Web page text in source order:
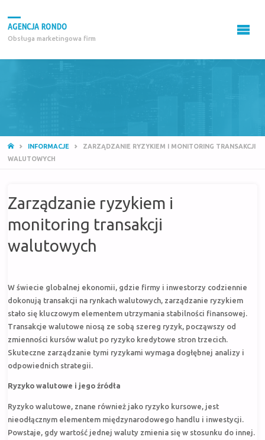
AGENCJA RONDO
Obsługa marketingowa firm
STRONA
GŁÓWNA
INFORMACJE
ZARZĄDZANIE RYZYKIEM I MONITORING TRANSAKCJI
WALUTOWYCH
Zarządzanie ryzykiem i
monitoring transakcji
walutowych
W świecie globalnej ekonomii, gdzie firmy i inwestorzy codziennie
dokonują transakcji na rynkach walutowych, zarządzanie ryzykiem
stało się kluczowym elementem utrzymania stabilności finansowej.
Transakcje walutowe niosą ze sobą szereg ryzyk, począwszy od
zmienności kursów walut po ryzyko kredytowe stron trzecich.
Skuteczne zarządzanie tymi ryzykami wymaga dogłębnej analizy i
odpowiednich strategii.
Ryzyko walutowe i jego źródła
Ryzyko walutowe, znane również jako ryzyko kursowe, jest
nieodłącznym elementem międzynarodowego handlu i inwestycji.
Powstaje, gdy wartość jednej waluty zmienia się w stosunku do innej.